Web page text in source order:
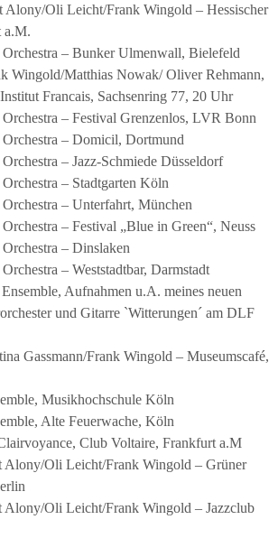
Alony/Oli Leicht/Frank Wingold – Hessischer
a.M.
– Bunker Ulmenwall, Bielefeld
Wingold/Matthias Nowak/ Oliver Rehmann,
Francais, Sachsenring 77, 20 Uhr
– Festival Grenzenlos, LVR Bonn
– Domicil, Dortmund
– Jazz-Schmiede Düsseldorf
– Stadtgarten Köln
– Unterfahrt, München
– Festival „Blue in Green“, Neuss
– Dinslaken
– Weststadtbar, Darmstadt
Aufnahmen u.A. meines neuen
und Gitarre `Witterungen´ am DLF
Gassmann/Frank Wingold – Museumscafé,
Musikhochschule Köln
Alte Feuerwache, Köln
Club Voltaire, Frankfurt a.M
Alony/Oli Leicht/Frank Wingold – Grüner
Alony/Oli Leicht/Frank Wingold – Jazzclub